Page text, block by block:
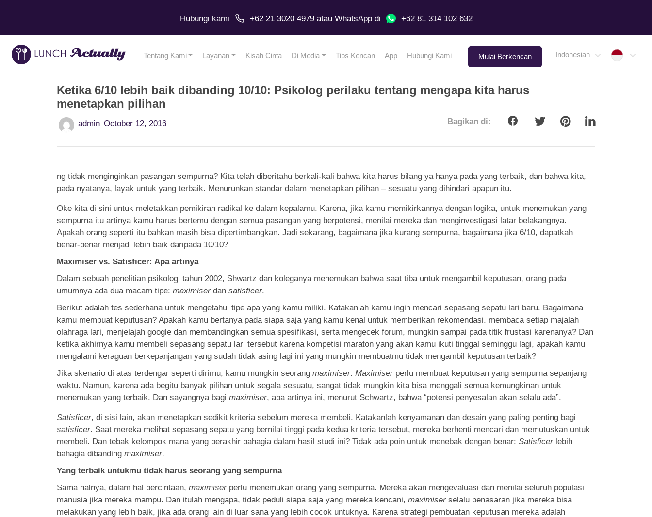
Hubungi kami +62 21 3020 4979atau WhatsAppdi +62 81 314 102 632
Tentang Kami Layanan Kisah Cinta Di Media Tips Kencan App Hubungi Kami Mulai Berkencan Indonesian
Ketika 6/10 lebih baik dibanding 10/10: Psikolog perilaku tentang mengapa kita harus
menetapkan pilihan
admin October 12, 2016 Bagikan di:
ng tidak menginginkan pasangan sempurna? Kita telah diberitahu berkali-kali bahwa kita harus bilang ya hanya pada yang terbaik, dan bahwa kita,
pada nyatanya, layak untuk yang terbaik. Menurunkan standar dalam menetapkan pilihan – sesuatu yang dihindari apapun itu.
Oke kita di sini untuk meletakkan pemikiran radikal ke dalam kepalamu. Karena, jika kamu memikirkannya dengan logika, untuk menemukan yang
sempurna itu artinya kamu harus bertemu dengan semua pasangan yang berpotensi, menilai mereka dan menginvestigasi latar belakangnya.
Apakah orang seperti itu bahkan masih bisa dipertimbangkan. Jadi sekarang, bagaimana jika kurang sempurna, bagaimana jika 6/10, dapatkah
benar-benar menjadi lebih baik daripada 10/10?
Maximiser vs. Satisficer: Apa artinya
Dalam sebuah penelitian psikologi tahun 2002, Shwartz dan koleganya menemukan bahwa saat tiba untuk mengambil keputusan, orang pada
umumnya ada dua macam tipe: maximiser dan satisficer.
Berikut adalah tes sederhana untuk mengetahui tipe apa yang kamu miliki. Katakanlah kamu ingin mencari sepasang sepatu lari baru. Bagaimana
kamu membuat keputusan? Apakah kamu bertanya pada siapa saja yang kamu kenal untuk memberikan rekomendasi, membaca setiap majalah
olahraga lari, menjelajah google dan membandingkan semua spesifikasi, serta mengecek forum, mungkin sampai pada titik frustasi karenanya? Dan
ketika akhirnya kamu membeli sepasang sepatu lari tersebut karena kompetisi maraton yang akan kamu ikuti tinggal seminggu lagi, apakah kamu
mengalami keraguan berkepanjangan yang sudah tidak asing lagi ini yang mungkin membuatmu tidak mengambil keputusan terbaik?
Jika skenario di atas terdengar seperti dirimu, kamu mungkin seorang maximiser. Maximiser perlu membuat keputusan yang sempurna sepanjang
waktu. Namun, karena ada begitu banyak pilihan untuk segala sesuatu, sangat tidak mungkin kita bisa menggali semua kemungkinan untuk
menemukan yang terbaik. Dan sayangnya bagi maximiser, apa artinya ini, menurut Schwartz, bahwa “potensi penyesalan akan selalu ada”.
Satisficer, di sisi lain, akan menetapkan sedikit kriteria sebelum mereka membeli. Katakanlah kenyamanan dan desain yang paling penting bagi
satisficer. Saat mereka melihat sepasang sepatu yang bernilai tinggi pada kedua kriteria tersebut, mereka berhenti mencari dan memutuskan untuk
membeli. Dan tebak kelompok mana yang berakhir bahagia dalam hasil studi ini? Tidak ada poin untuk menebak dengan benar: Satisficer lebih
bahagia dibanding maximiser.
Yang terbaik untukmu tidak harus seorang yang sempurna
Sama halnya, dalam hal percintaan, maximiser perlu menemukan orang yang sempurna. Mereka akan mengevaluasi dan menilai seluruh populasi
manusia jika mereka mampu. Dan itulah mengapa, tidak peduli siapa saja yang mereka kencani, maximiser selalu penasaran jika mereka bisa
melakukan yang lebih baik, jika ada orang lain di luar sana yang lebih cocok untuknya. Karena strategi pembuatan keputusan mereka adalah